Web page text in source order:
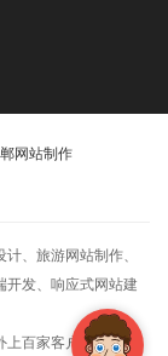
网站制作
、旅游网站制作、
开发、响应式网站建
百家客户，获得了